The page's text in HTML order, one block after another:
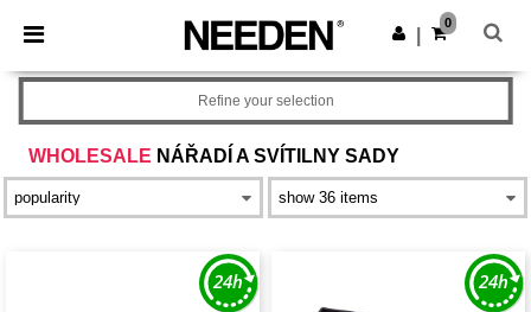
× Aplikace Needen
Lepší ceny v aplikaci!
Stáhnout app
0
WHOLESALE NÁŘADÍ A SVÍTILNY SADY
Refine your selection